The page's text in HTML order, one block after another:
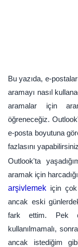
Bu yazıda, e-
aramayı nasıl
aramalar için
öğreneceğiz.
e-posta boyutuna
fazlasını
Outlook'ta
aramak için
arşivlemek için çok
ancak eski
fark ettim. Pek
kullanılmamalı,
ancak istediğim